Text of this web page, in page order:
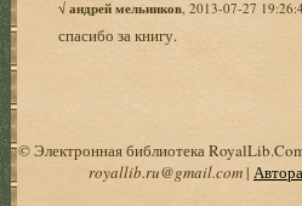
√андрей мельников , 2013-07-27
спасибо за книгу.
© Электронная библиотека
royallib.ru@gmail.com|